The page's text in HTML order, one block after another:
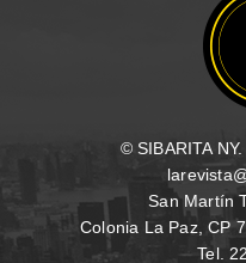
© SIBARITA
San Martín
Colonia La Paz, CP
Tel.